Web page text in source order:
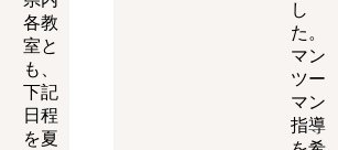
各教
室と
も、
下記
日程
を夏
し
た。
マン
ツー
マン
指導